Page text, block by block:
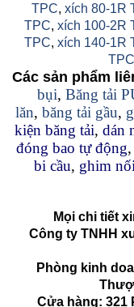
TPC, xích 80-1R
TPC, xích 100-2R
TPC, xích 140-1R
TPC
Các sản phẩm
bụi, Băng tải
lăn, băng tải gầu,
kiện băng tải, dán
đóng bao tự động,
bi cầu, ghim
Mọi chi tiết
Công ty TNHH
Phòng kinh
Cửa hàng: 321